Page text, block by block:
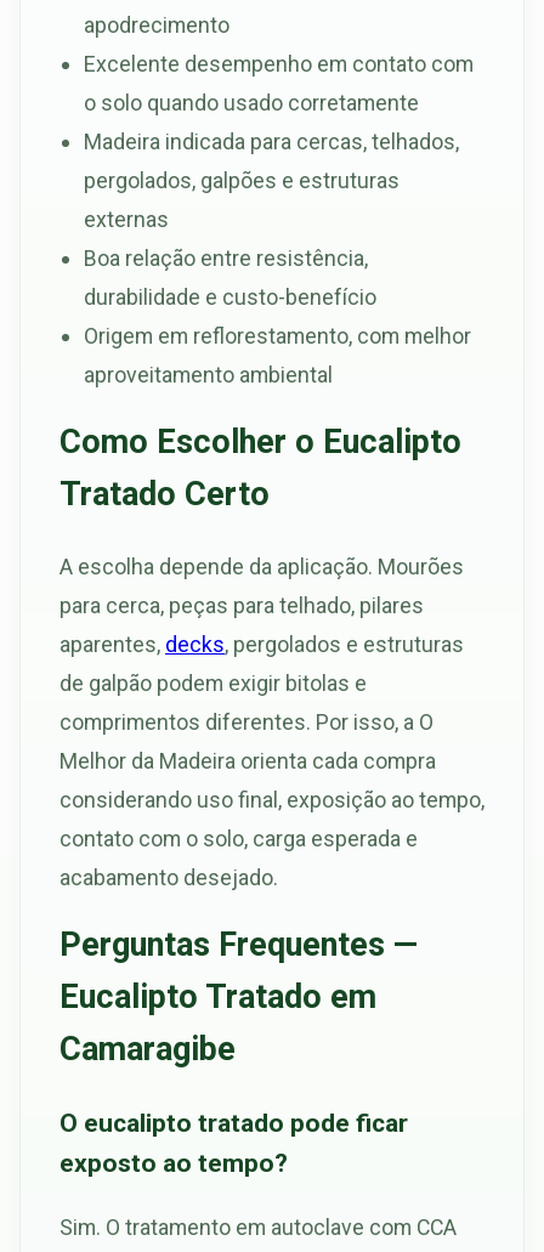
apodrecimento
Excelente desempenho em contato com
o solo quando usado corretamente
Madeira indicada para cercas, telhados,
pergolados, galpões e estruturas
externas
Boa relação entre resistência,
durabilidade e custo-benefício
Origem em reflorestamento, com melhor
aproveitamento ambiental
Como Escolher o Eucalipto
Tratado Certo
A escolha depende da aplicação. Mourões
para cerca, peças para telhado, pilares
aparentes, decks, pergolados e estruturas
de galpão podem exigir bitolas e
comprimentos diferentes. Por isso, a O
Melhor da Madeira orienta cada compra
considerando uso final, exposição ao tempo,
contato com o solo, carga esperada e
acabamento desejado.
Perguntas Frequentes —
Eucalipto Tratado em
Camaragibe
O eucalipto tratado pode ficar
exposto ao tempo?
Sim. O tratamento em autoclave com CCA